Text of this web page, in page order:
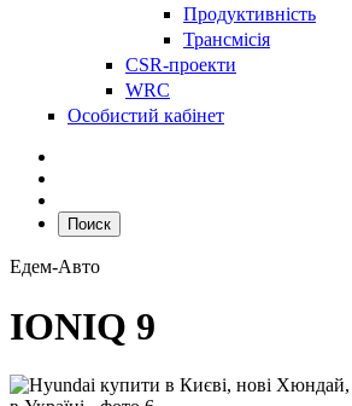
Продуктивність
Трансмісія
CSR-проекти
WRC
Особистий кабінет
Поиск
Едем-Авто
IONIQ 9